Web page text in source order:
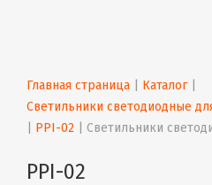
Главная страница Каталог |
Светильники светодиодные
PPI-02 Светильники
PPI-02